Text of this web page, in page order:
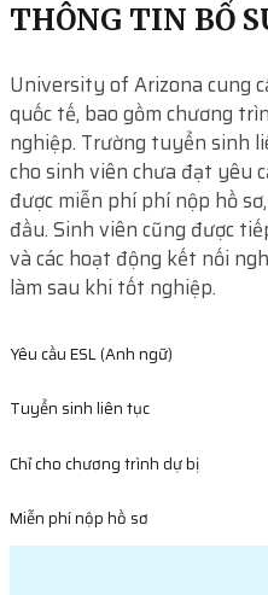
THÔNG TIN BỔ
University of Arizona cung
quốc tế, bao gồm chương
nghiệp. Trường tuyển sinh
cho sinh viên chưa đạt yêu
được miễn phí phí nộp hồ
đầu. Sinh viên cũng được
và các hoạt động kết nối
làm sau khi tốt nghiệp.
Yêu cầu ESL (Anh ngữ)
Tuyển sinh liên tục
Chỉ cho chương trình dự bị
Miễn phí nộp hồ sơ